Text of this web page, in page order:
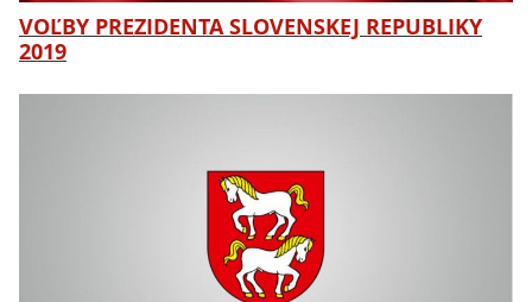
VOĽBY PREZIDENTA SLOVENSKEJ REPUBLIKY
2019